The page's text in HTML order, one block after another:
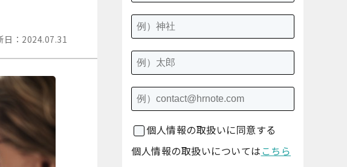
： 2024.07.31
個人情報の取扱いに同意する
個人情報の取扱いについては こちら